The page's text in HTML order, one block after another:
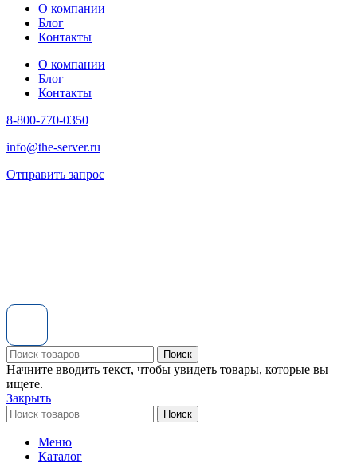
О компании
Блог
Контакты
О компании
Блог
Контакты
8-800-770-0350
info@the-server.ru
Отправить запрос
Поиск
Начните вводить текст, чтобы увидеть товары, которые вы
ищете.
Закрыть
Поиск
Меню
Каталог